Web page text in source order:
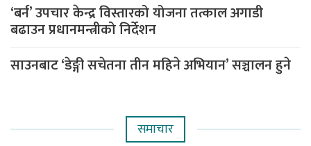
‘बर्न’ उपचार केन्द्र विस्तारको योजना तत्काल अगाडी
बढाउन प्रधानमन्त्रीको निर्देशन
साउनबाट ‘डेङ्गी सचेतना तीन महिने अभियान’ सञ्चालन हुने
समाचार